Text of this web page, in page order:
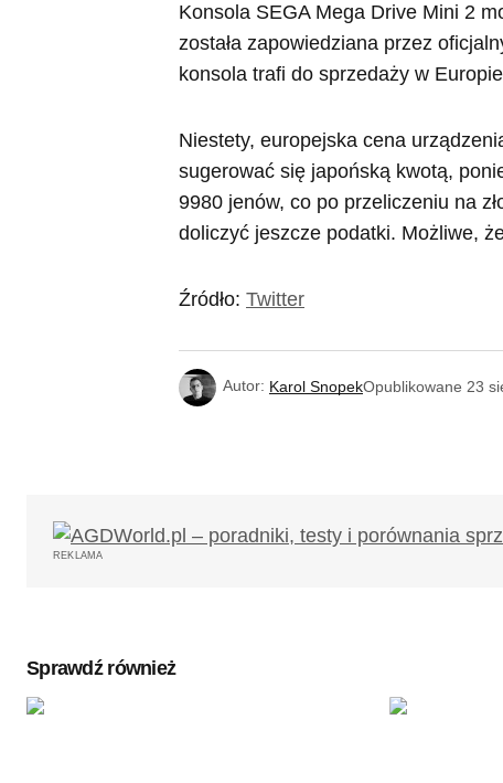
Konsola SEGA Mega Drive Mini 2
została zapowiedziana przez
konsola trafi do sprzedaży w
Niestety, europejska cena
sugerować się japońską kwotą,
9980 jenów, co po przeliczeniu na
doliczyć jeszcze podatki. Możliwe,
Źródło: Twitter
Autor: Karol SnopekOpublikowane 23
REKLAMA
Sprawdź również